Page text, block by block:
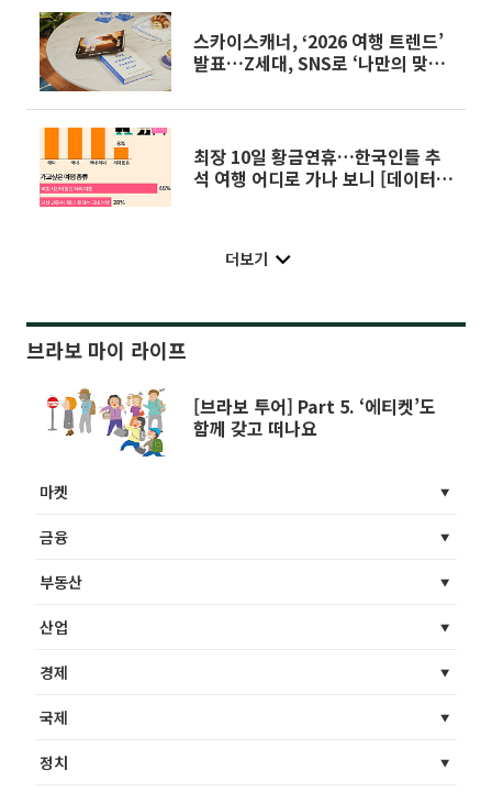
스카이스캐너, ‘2026 여행 트렌드’
발표…Z세대, SNS로 ‘나만의 맞춤
최장 10일 황금연휴…한국인들 추
석 여행 어디로 가나 보니 [데이터클
더보기
브라보 마이 라이프
[브라보 투어] Part 5. ‘에티켓’도
함께 갖고 떠나요
마켓
금융
부동산
산업
경제
국제
정치